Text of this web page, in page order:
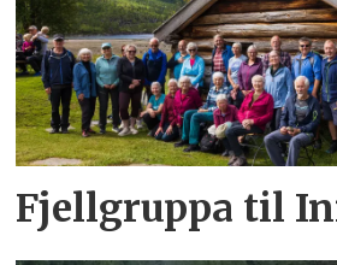
Fjellgruppa til